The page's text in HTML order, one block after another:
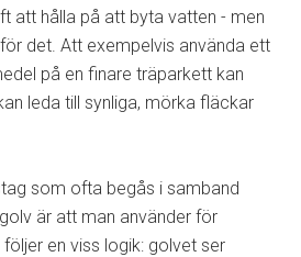
att hålla på att byta vatten - men
det. Att exempelvis använda ett
på en finare träparkett kan
leda till synliga, mörka fläckar
som ofta begås i samband
är att man använder för
en viss logik: golvet ser